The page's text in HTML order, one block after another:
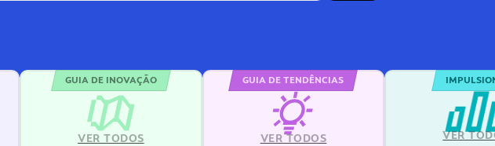
GUIA DE INOVAÇÃO
VER TODOS
GUIA DE TENDÊNCIAS
VER TODOS VER